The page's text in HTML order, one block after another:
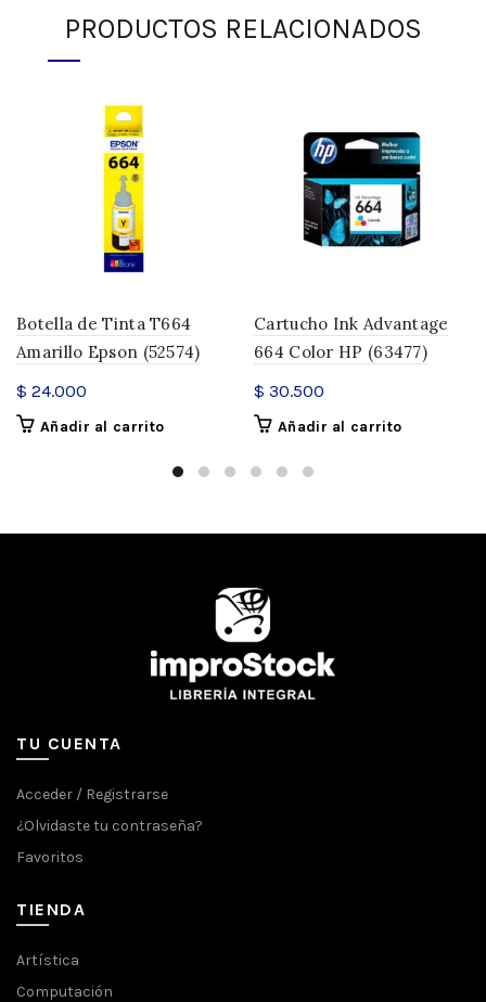
PRODUCTOS RELACIONADOS
Botella de Tinta T664
Amarillo Epson (52574)
$ 24.000
Añadir al carrito
Cartucho Ink Advantage
664 Color HP (63477)
$ 30.500
Añadir al carrito
TU CUENTA
Acceder / Registrarse
¿Olvidaste tu contraseña?
Favoritos
TIENDA
Artística
Computación